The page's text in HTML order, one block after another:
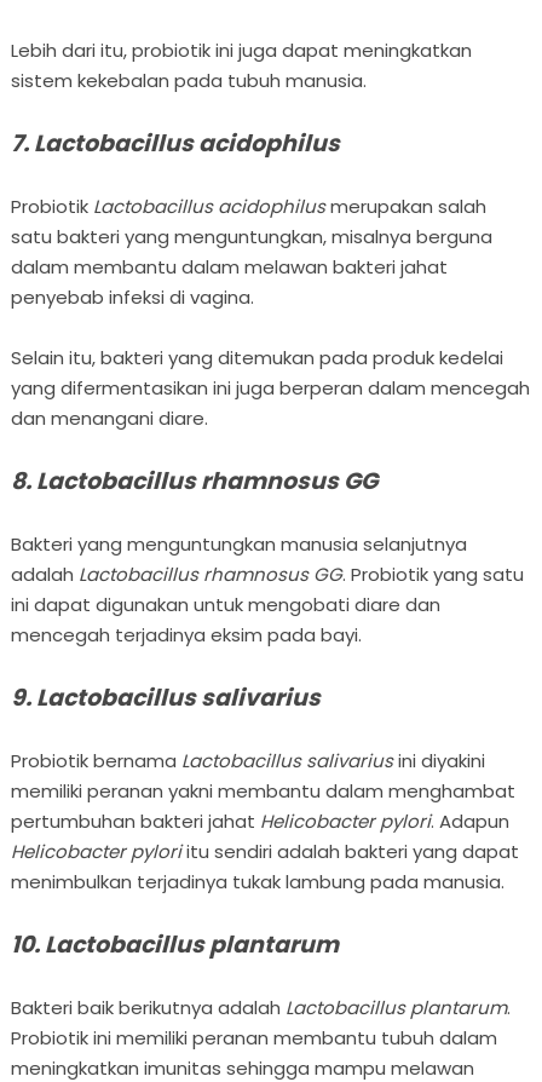
Lebih dari itu, probiotik ini juga dapat meningkatkan
sistem kekebalan pada tubuh manusia.
7. Lactobacillus acidophilus
Probiotik Lactobacillus acidophilusmerupakan salah
satu bakteri yang menguntungkan, misalnya berguna
dalam membantu dalam melawan bakteri jahat
penyebab infeksi di vagina.
Selain itu, bakteri yang ditemukan pada produk kedelai
yang difermentasikan ini juga berperan dalam mencegah
dan menangani diare.
8. Lactobacillus rhamnosus GG
Bakteri yang menguntungkan manusia selanjutnya
adalah Lactobacillus rhamnosus GG. Probiotik yang satu
ini dapat digunakan untuk mengobati diare dan
mencegah terjadinya eksim pada bayi.
9. Lactobacillus salivarius
Probiotik bernama Lactobacillus salivariusini diyakini
memiliki peranan yakni membantu dalam menghambat
pertumbuhan bakteri jahat Helicobacter pylori. Adapun
Helicobacter pyloriitu sendiri adalah bakteri yang dapat
menimbulkan terjadinya tukak lambung pada manusia.
10. Lactobacillus plantarum
Bakteri baik berikutnya adalah Lactobacillus plantarum.
Probiotik ini memiliki peranan membantu tubuh dalam
meningkatkan imunitas sehingga mampu melawan